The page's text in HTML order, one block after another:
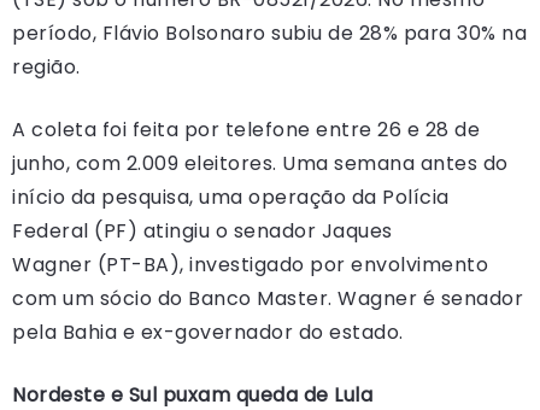
período, Flávio Bolsonaro subiu de 28% para 30% na
região.
A coleta foi feita por telefone entre 26 e 28 de
junho, com 2.009 eleitores. Uma semana antes do
início da pesquisa, uma operação da Polícia
Federal (PF) atingiu o senador Jaques
Wagner (PT-BA), investigado por envolvimento
com um sócio do Banco Master. Wagner é senador
pela Bahia e ex-governador do estado.
Nordeste e Sul puxam queda de Lula